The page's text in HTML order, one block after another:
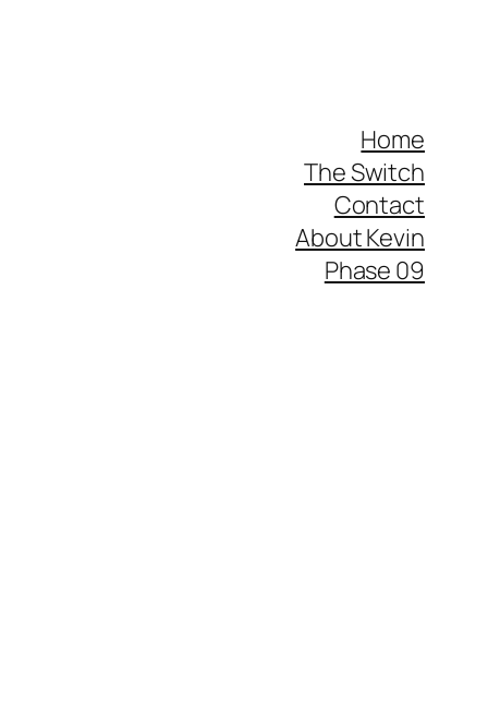
Home
The Switch
Contact
About Kevin
Phase 09